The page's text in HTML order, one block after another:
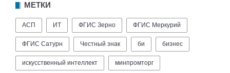
МЕТКИ
АСП ИТ ФГИС Зерно ФГИС Меркурий
ФГИС Сатурн Честный знак би бизнес
искусственный интеллект минпромторг